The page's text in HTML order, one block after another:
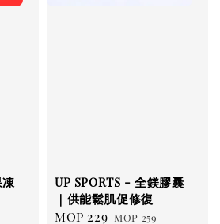
UP SPORTS - 全鎂膠囊
｜供能鬆肌促修復
Sale
MOP 229 Regular
MOP 259